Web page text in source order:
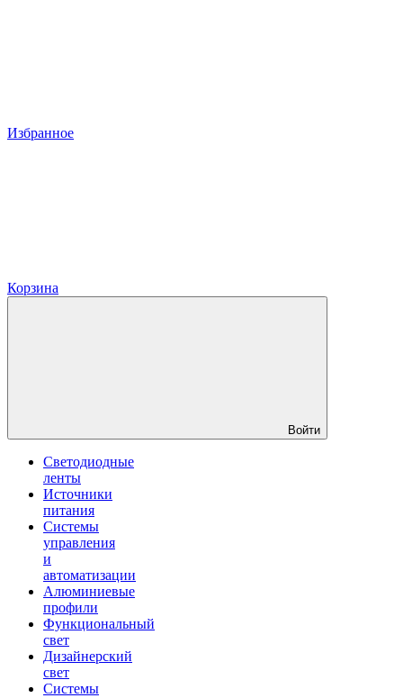
Избранное
Корзина
Войти
Светодиодные
ленты
Источники
питания
Системы
управления
и
автоматизации
Алюминиевые
профили
Функциональный
свет
Дизайнерский
свет
Системы